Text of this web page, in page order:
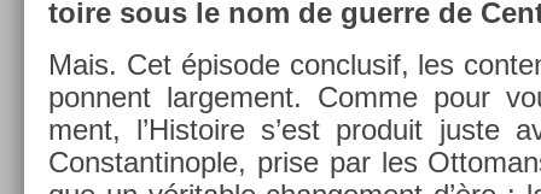
toire sous le nom de guer­re de
Mais. Cet épisode con­clusif, les
ponnent lar­ge­ment. Comme pour
ment, l’His­toire s’est pro­duit juste
Con­stan­tino­ple, prise par les